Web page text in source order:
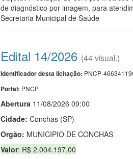
de diagnóstico por imagem, para
Secretaria Municipal de Saúde
Edital 14/2026 (44 visual.)
Identificador desta licitação: PNCP-
Portal: PNCP
Abertura 11/08/2026 09:00
Cidade: Conchas (SP)
Orgão: MUNICIPIO DE CONCHAS
Valor: R$ 2.004.197,00